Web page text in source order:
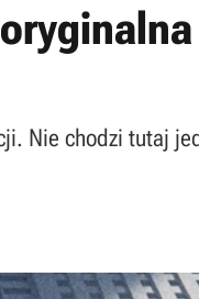
Nie chodzi tutaj